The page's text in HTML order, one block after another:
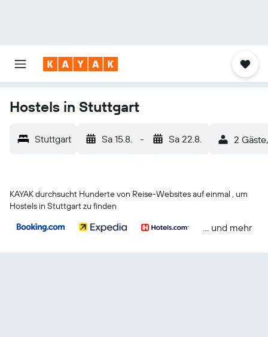
Hostels in Stuttgart
Stuttgart Sa 15.8. - Sa 22.8. 2
KAYAK durchsucht Hunderte von Reise-Websites auf einmal , um
Hostels in Stuttgart zu finden
… und mehr